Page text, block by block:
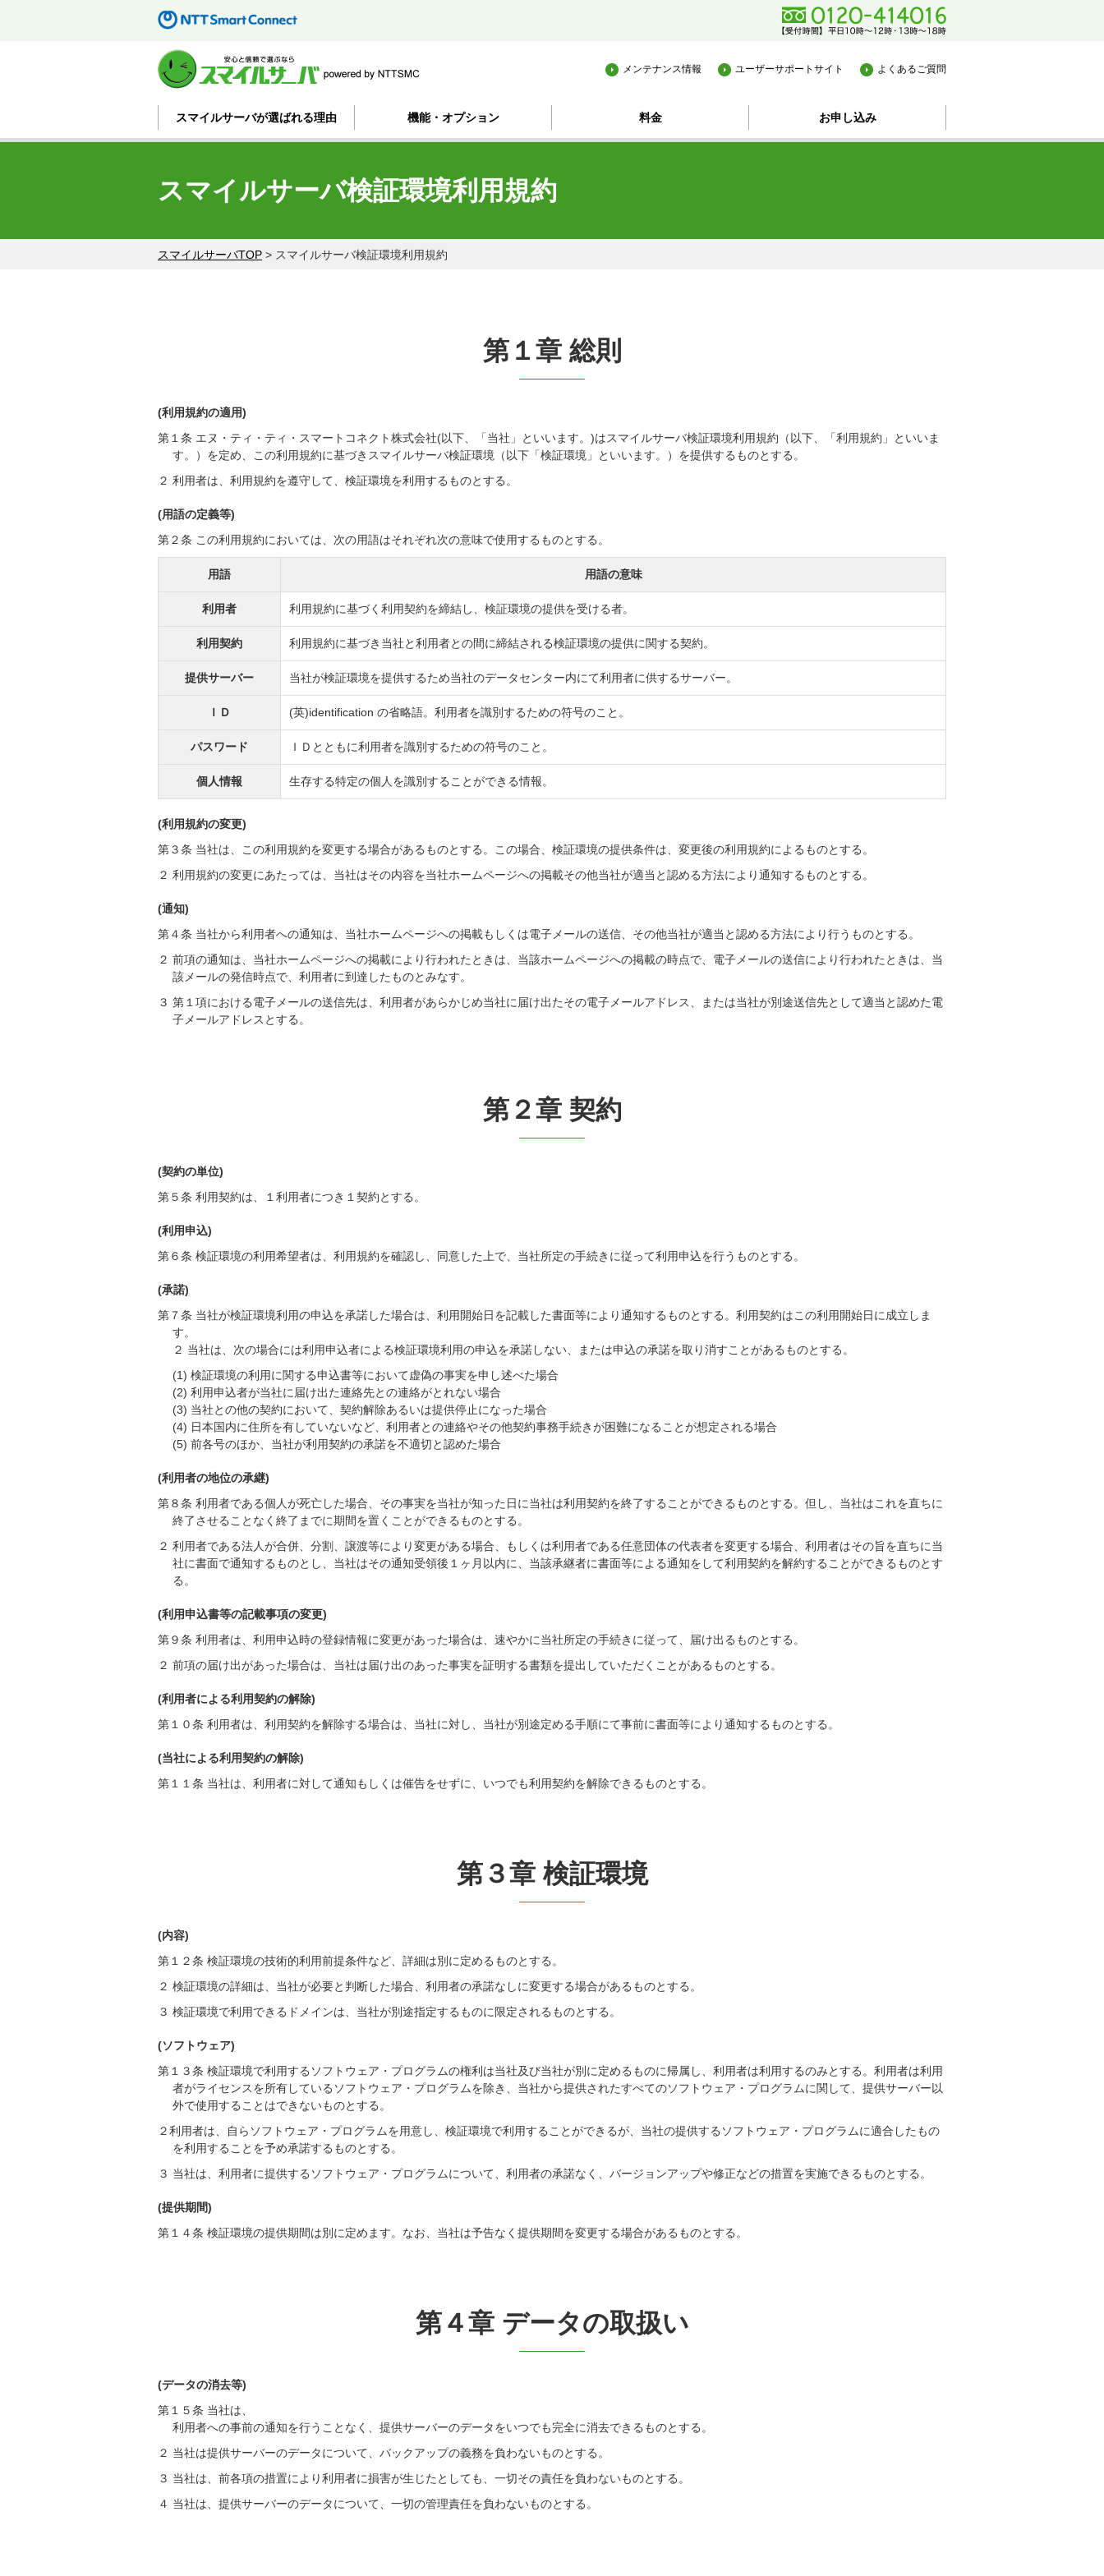
料金 お申し込み
スマイルサーバが選ばれる理由 機能・オプション 料金 お申し込み
メンテナンス情報 ユーザーサポートサイト よくあるご質問
スマイルサーバ検証環境利用規約
スマイルサーバTOP スマイルサーバ検証環境利用規約
第１章 総則
(利用規約の適用)
第１条 エヌ・ティ・ティ・スマートコネクト株式会社(以下、「当社」といいます。)はスマイルサーバ検証環境利用規約（以下、「利用規約」といいま
す。）を定め、この利用規約に基づきスマイルサーバ検証環境（以下「検証環境」といいます。）を提供するものとする。
２ 利用者は、利用規約を遵守して、検証環境を利用するものとする。
(用語の定義等)
第２条 この利用規約においては、次の用語はそれぞれ次の意味で使用するものとする。
用語 用語の意味
利用者 利用規約に基づく利用契約を締結し、検証環境の提供を受ける者。
利用契約 利用規約に基づき当社と利用者との間に締結される検証環境の提供に関する契約。
提供サーバー 当社が検証環境を提供するため当社のデータセンター内にて利用者に供するサーバー。
ＩＤ (英)identification の省略語。利用者を識別するための符号のこと。
パスワード ＩＤとともに利用者を識別するための符号のこと。
個人情報 生存する特定の個人を識別することができる情報。
(利用規約の変更)
第３条 当社は、この利用規約を変更する場合があるものとする。この場合、検証環境の提供条件は、変更後の利用規約によるものとする。
２ 利用規約の変更にあたっては、当社はその内容を当社ホームページへの掲載その他当社が適当と認める方法により通知するものとする。
(通知)
第４条 当社から利用者への通知は、当社ホームページへの掲載もしくは電子メールの送信、その他当社が適当と認める方法により行うものとする。
２ 前項の通知は、当社ホームページへの掲載により行われたときは、当該ホームページへの掲載の時点で、電子メールの送信により行われたときは、当
該メールの発信時点で、利用者に到達したものとみなす。
３ 第１項における電子メールの送信先は、利用者があらかじめ当社に届け出たその電子メールアドレス、または当社が別途送信先として適当と認めた電
子メールアドレスとする。
第２章 契約
(契約の単位)
第５条 利用契約は、１利用者につき１契約とする。
(利用申込)
第６条 検証環境の利用希望者は、利用規約を確認し、同意した上で、当社所定の手続きに従って利用申込を行うものとする。
(承諾)
第７条 当社が検証環境利用の申込を承諾した場合は、利用開始日を記載した書面等により通知するものとする。利用契約はこの利用開始日に成立しま
す。
２ 当社は、次の場合には利用申込者による検証環境利用の申込を承諾しない、または申込の承諾を取り消すことがあるものとする。
(1) 検証環境の利用に関する申込書等において虚偽の事実を申し述べた場合
(2) 利用申込者が当社に届け出た連絡先との連絡がとれない場合
(3) 当社との他の契約において、契約解除あるいは提供停止になった場合
(4) 日本国内に住所を有していないなど、利用者との連絡やその他契約事務手続きが困難になることが想定される場合
(5) 前各号のほか、当社が利用契約の承諾を不適切と認めた場合
(利用者の地位の承継)
第８条 利用者である個人が死亡した場合、その事実を当社が知った日に当社は利用契約を終了することができるものとする。但し、当社はこれを直ちに
終了させることなく終了までに期間を置くことができるものとする。
２ 利用者である法人が合併、分割、譲渡等により変更がある場合、もしくは利用者である任意団体の代表者を変更する場合、利用者はその旨を直ちに当
社に書面で通知するものとし、当社はその通知受領後１ヶ月以内に、当該承継者に書面等による通知をして利用契約を解約することができるものとす
る。
(利用申込書等の記載事項の変更)
第９条 利用者は、利用申込時の登録情報に変更があった場合は、速やかに当社所定の手続きに従って、届け出るものとする。
２ 前項の届け出があった場合は、当社は届け出のあった事実を証明する書類を提出していただくことがあるものとする。
(利用者による利用契約の解除)
第１０条 利用者は、利用契約を解除する場合は、当社に対し、当社が別途定める手順にて事前に書面等により通知するものとする。
(当社による利用契約の解除)
第１１条 当社は、利用者に対して通知もしくは催告をせずに、いつでも利用契約を解除できるものとする。
第３章 検証環境
(内容)
第１２条 検証環境の技術的利用前提条件など、詳細は別に定めるものとする。
２ 検証環境の詳細は、当社が必要と判断した場合、利用者の承諾なしに変更する場合があるものとする。
３ 検証環境で利用できるドメインは、当社が別途指定するものに限定されるものとする。
(ソフトウェア)
第１３条 検証環境で利用するソフトウェア・プログラムの権利は当社及び当社が別に定めるものに帰属し、利用者は利用するのみとする。利用者は利用
者がライセンスを所有しているソフトウェア・プログラムを除き、当社から提供されたすべてのソフトウェア・プログラムに関して、提供サーバー以
外で使用することはできないものとする。
２利用者は、自らソフトウェア・プログラムを用意し、検証環境で利用することができるが、当社の提供するソフトウェア・プログラムに適合したもの
を利用することを予め承諾するものとする。
３ 当社は、利用者に提供するソフトウェア・プログラムについて、利用者の承諾なく、バージョンアップや修正などの措置を実施できるものとする。
(提供期間)
第１４条 検証環境の提供期間は別に定めます。なお、当社は予告なく提供期間を変更する場合があるものとする。
第４章 データの取扱い
(データの消去等)
第１５条 当社は、
利用者への事前の通知を行うことなく、提供サーバーのデータをいつでも完全に消去できるものとする。
２ 当社は提供サーバーのデータについて、バックアップの義務を負わないものとする。
３ 当社は、前各項の措置により利用者に損害が生じたとしても、一切その責任を負わないものとする。
４ 当社は、提供サーバーのデータについて、一切の管理責任を負わないものとする。